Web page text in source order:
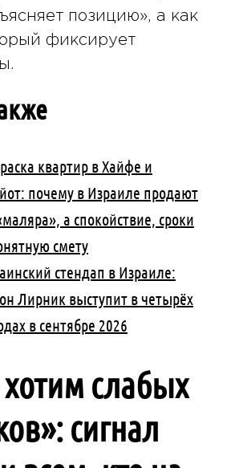
позицию», а как
фиксирует
квартир в Хайфе и
почему в Израиле продают
а спокойствие, сроки
смету
стендап в Израиле:
Лирник выступит в четырёх
в сентябре 2026
слабых
сигнал